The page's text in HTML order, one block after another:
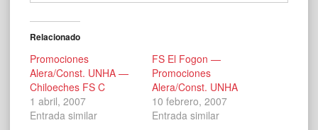
Relacionado
Promociones
Alera/Const. UNHA —
Chiloeches FS C
1 abril, 2007
Entrada similar
FS El Fogon —
Promociones
Alera/Const. UNHA
10 febrero, 2007
Entrada similar